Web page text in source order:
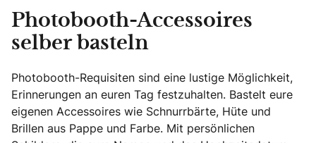
Photobooth-Accessoires
selber basteln
Photobooth-Requisiten sind eine lustige Möglichkeit,
Erinnerungen an euren Tag festzuhalten. Bastelt eure
eigenen Accessoires wie Schnurrbärte, Hüte und
Brillen aus Pappe und Farbe. Mit persönlichen